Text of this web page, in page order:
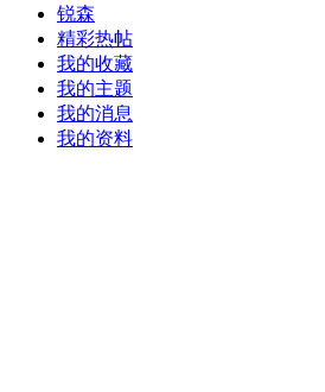
锐森
精彩热帖
我的收藏
我的主题
我的消息
我的资料